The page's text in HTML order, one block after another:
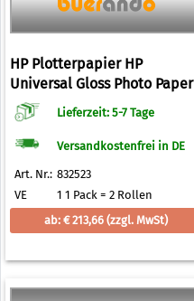
HP Plotterpapier HP
Universal Gloss Photo Paper
200 g/qm 610,0 mm x 30,5 m
Lieferzeit: 5-7 Tage
Versandkostenfrei in DE
Art. Nr.: 832523
VE
1 1 Pack = 2 Rollen
ab: € 213,66 (zzgl. MwSt)